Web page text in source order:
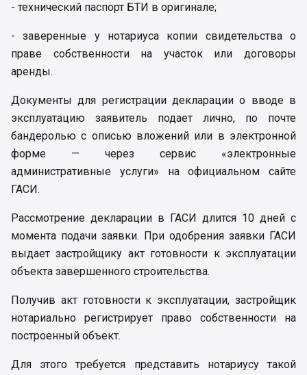
- технический паспорт БТИ в оригинале;
- заверенные у нотариуса копии свидетельства о
праве собственности на участок или договоры
аренды.
Документы для регистрации декларации о вводе в
эксплуатацию заявитель подает лично, по почте
бандеролью с описью вложений или в электронной
форме — через сервис «электронные
административные услуги» на официальном сайте
ГАСИ.
Рассмотрение декларации в ГАСИ длится 10 дней с
момента подачи заявки. При одобрения заявки ГАСИ
выдает застройщику акт готовности к эксплуатации
объекта завершенного строительства.
Получив акт готовности к эксплуатации, застройщик
нотариально регистрирует право собственности на
построенный объект.
Для этого требуется представить нотариусу такой